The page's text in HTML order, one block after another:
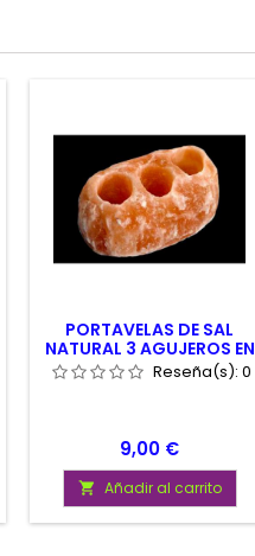
PORTAVELAS DE SAL
NATURAL 3 AGUJEROS EN
LINEAReseña(s): 0
Precio
9,00 €
 Añadir al carrito